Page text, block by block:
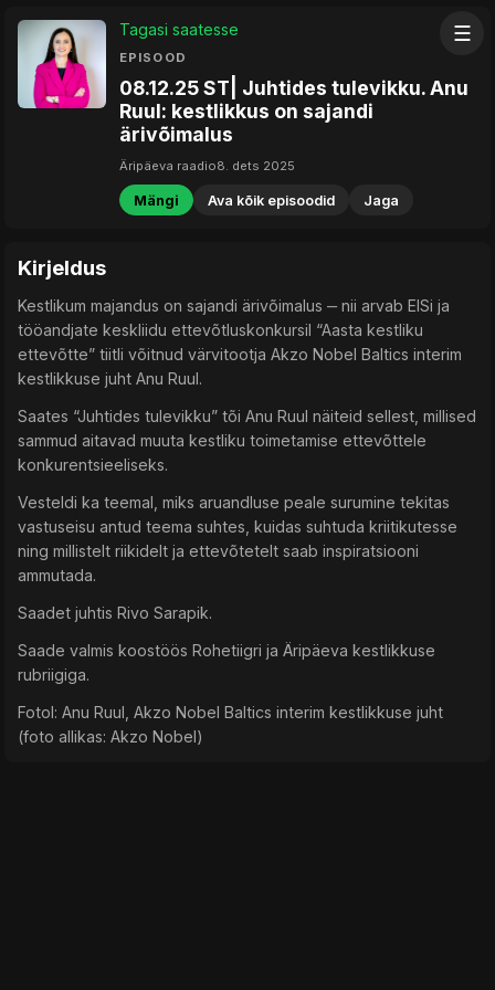
☰
Tagasi saatesse
EPISOOD
08.12.25 ST| Juhtides tulevikku. Anu
Ruul: kestlikkus on sajandi
ärivõimalus
Äripäeva raadio8. dets 2025
Mängi Ava kõik episoodid Jaga
Kirjeldus
Kestlikum majandus on sajandi ärivõimalus ‒ nii arvab EISi ja
tööandjate keskliidu ettevõtluskonkursil “Aasta kestliku
ettevõtte” tiitli võitnud värvitootja Akzo Nobel Baltics interim
kestlikkuse juht Anu Ruul.
Saates “Juhtides tulevikku” tõi Anu Ruul näiteid sellest, millised
sammud aitavad muuta kestliku toimetamise ettevõttele
konkurentsieeliseks.
Vesteldi ka teemal, miks aruandluse peale surumine tekitas
vastuseisu antud teema suhtes, kuidas suhtuda kriitikutesse
ning millistelt riikidelt ja ettevõtetelt saab inspiratsiooni
ammutada.
Saadet juhtis Rivo Sarapik.
Saade valmis koostöös Rohetiigri ja Äripäeva kestlikkuse
rubriigiga.
Fotol: Anu Ruul, Akzo Nobel Baltics interim kestlikkuse juht
(foto allikas: Akzo Nobel)